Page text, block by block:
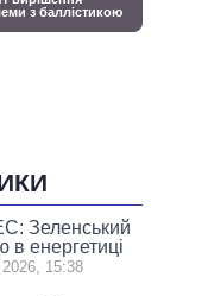
Зеленський
в енергетиці
15:38